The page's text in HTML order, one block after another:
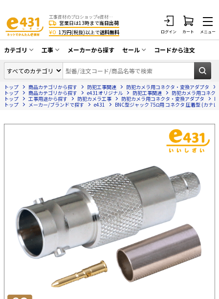
工事資材のプロショップe資材 CATV・アンテナ・防犯・光・LAN・電気・空調工事など
営業日は13時まで当日出荷
¥0 1万円(税抜)以上で送料無料 ログイン カート メニュー
カテゴリ
同軸ケーブル／テレビ用接栓／関連工具
アンテナ・取付金具・ブースター／CATV
部材類
配線補助具（モール・結束バンド・テー
防犯工事関連
光ファイバー・融着接続機関連
LANケーブル・コネクタ・関連資材/機器
ネットワーク機器
エアコン・換気扇・空調資材
太陽光発電ケーブル・コネクタ・関連資
材/機器
電源ケーブル／コネクタ／分電盤／ブレ
工事
CATV・アンテナ工事
光工事・FTTH工事
エアコン・換気扇工事
防犯カメラ工事
電気配管工事
EV充電設備工事
照明設置工事
太陽光発電工事
ホテル・病院向け
メーカーから探す セール
在庫一掃セール
コードから注文
トップ 商品カテゴリから探す 防犯工事関連
防犯カメラ用コネクタ・変換アダプタ
トップ
商品カテゴリから探す e431オリジナル 防犯工事関連
防犯カメラ用コネク
トップ
工事用途から探す 防犯カメラ工事 防犯カメラ用コネクタ・変換アダプタ
トップ
メーカー/ブランドで探す e431 BNC型ジャック 75Ω用 コネクタ 圧着型 (カナ